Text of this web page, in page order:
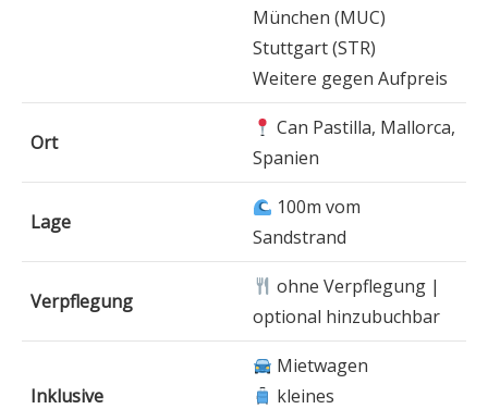
München (MUC)
Stuttgart (STR)
Weitere gegen Aufpreis
Ort
Can Pastilla, Mallorca,
Spanien
Lage
100m vom
Sandstrand
Verpflegung
ohne Verpflegung |
optional hinzubuchbar
Inklusive
Mietwagen
kleines